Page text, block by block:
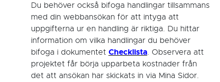
Du behöver också bifoga handlingar tillsammans
med din webbansökan för att intyga att
uppgifterna ur en handling är riktiga. Du hittar
information om vilka handlingar du behöver
bifoga i dokumentet Checklista. Observera att
projektet får börja upparbeta kostnader från
det att ansökan har skickats in via Mina Sidor.